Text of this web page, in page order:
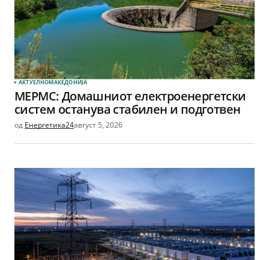
АКТУЕЛНОМАКЕДОНИЈА
МЕРМС: Домашниот електроенергетски
систем останува стабилен и подготвен
од Енергетика24август 5, 2026